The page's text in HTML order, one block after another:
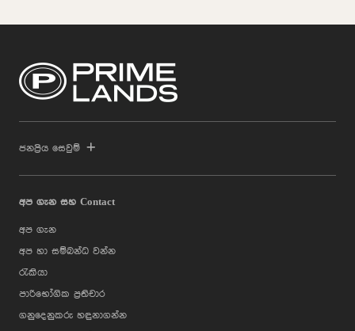
ජනප්‍රිය සෙවුම්
අප ගැන සහ Contact
අප ගැන
අප හා සම්බන්ධ වන්න
රැකියා
පාරිභෝගික ප්‍රතිචාර
ගනුදෙනුකරු හඳුනාගන්න